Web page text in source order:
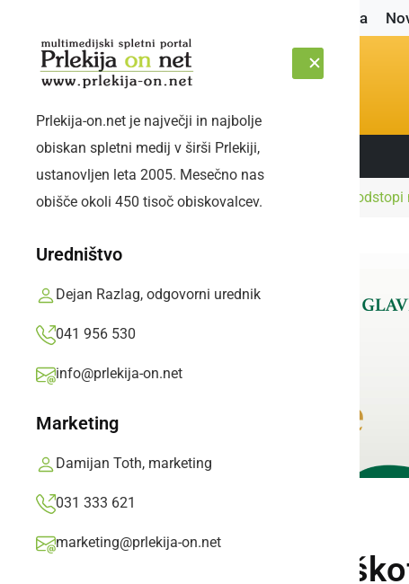
Naslovnica
ČETRTEK, 6. AVGUST 2026 Sledite nam:
Prlekija-on.net je največji in najbolje
obiskan spletni medij v širši Prlekiji,
ustanovljen leta 2005. Mesečno nas
obišče okoli 450 tisoč obiskovalcev.
Uredništvo
Dejan Razlag, odgovorni urednik
041 956 530
info@prlekija-on.net
Marketing
Damijan Toth, marketing
031 333 621
marketing@prlekija-on.net
Naslovnica Kultura in izobraževanje »Če
»Če odstopi